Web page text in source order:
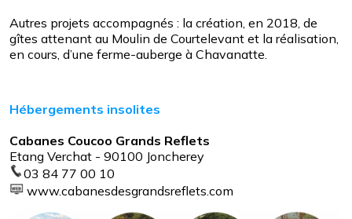
Autres projets accompagnés : la création, en 2018, de
gîtes attenant au Moulin de Courtelevant et la réalisation,
en cours, d’une ferme-auberge à Chavanatte.
Hébergements insolites
Cabanes Coucoo Grands Reflets
Etang Verchat - 90100 Joncherey
03 84 77 00 10
www.cabanesdesgrandsreflets.com